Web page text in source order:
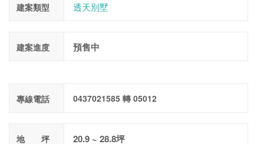
建案類型 透天別墅
建案進度 預售中
專線電話 0437021585 轉 05012
地 坪 20.9 ~ 28.8坪